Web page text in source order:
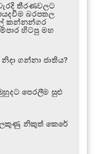
තීරණවලට
බරපතල
කන්නන්ගර
හිටපු මහ
ගන්නා ජාතිය?
පෙරලීම සුළු
ලකුණු නිකුත් කෙරේ